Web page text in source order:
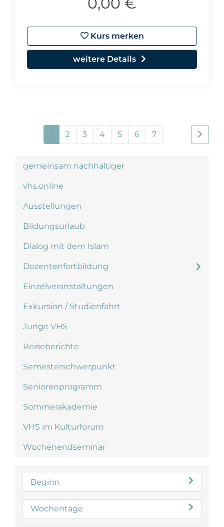
gemeinsam nachhaltiger
vhs.online
Ausstellungen
Bildungsurlaub
Dialog mit dem Islam
Dozentenfortbildung
Einzelveranstaltungen
Exkursion / Studienfahrt
Junge VHS
Reiseberichte
Semesterschwerpunkt
Seniorenprogramm
Sommerakademie
VHS im Kulturforum
Wochenendseminar
Beginn
Wochentage
Kurs merken
weitere Details
1 2 3 4 5 6 7